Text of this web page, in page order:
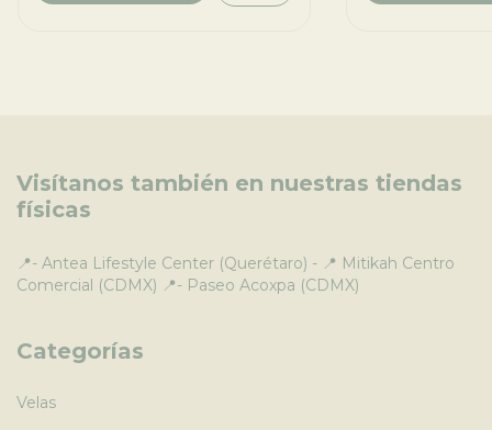
Visítanos también en nuestras tiendas
físicas
📍- Antea Lifestyle Center (Querétaro) - 📍 Mitikah Centro
Comercial (CDMX) 📍- Paseo Acoxpa (CDMX)
Categorías
Velas